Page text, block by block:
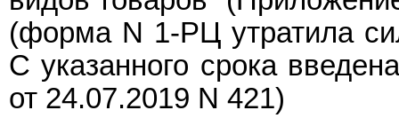
(форма N 1-РЦ утратила
С указанного срока
от 24.07.2019 N 421)